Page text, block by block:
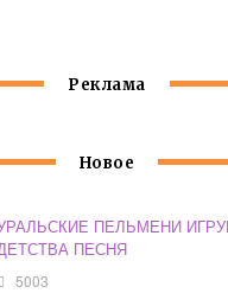
Реклама
Новое
ПЕЛЬМЕНИ
ПЕСНЯ
5003